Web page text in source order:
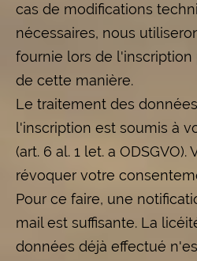
cas de modifications
nécessaires, nous
fournie lors de
de cette manière.
Le traitement des
l'inscription est soumis à
(art. 6 al. 1 let. a ODSGVO).
révoquer votre
Pour ce faire, une
mail est suffisante. La
données déjà effectué